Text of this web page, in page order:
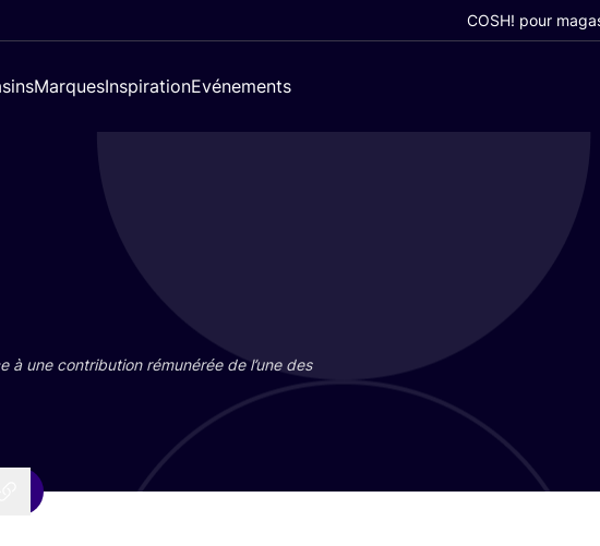
COSH! pour
MarquesInspirationEvénements
à une contri­bu­tion rému­né­rée de l’une des